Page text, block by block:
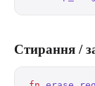
Стирання /